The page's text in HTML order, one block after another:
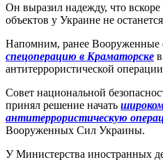
Он выразил надежду, что
объектов у Украине не
Напомним, ранее
спецоперацию в Краматорске
антитеррористической
Совет национальной
принял решение начать
антитеррористическую
Вооруженных Сил Украины.
У Министерства иностранных